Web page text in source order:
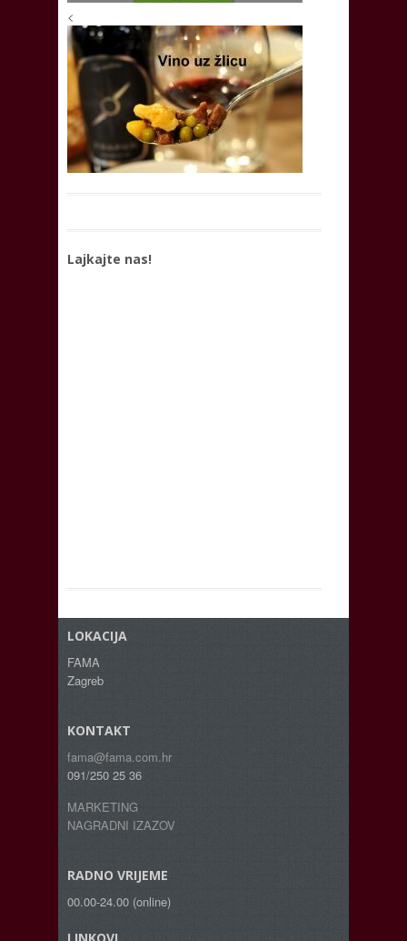
<
Lajkajte nas!
LOKACIJA
FAMA
Zagreb
KONTAKT
fama@fama.com.hr
091/250 25 36
MARKETING
NAGRADNI IZAZOV
RADNO VRIJEME
00.00-24.00 (online)